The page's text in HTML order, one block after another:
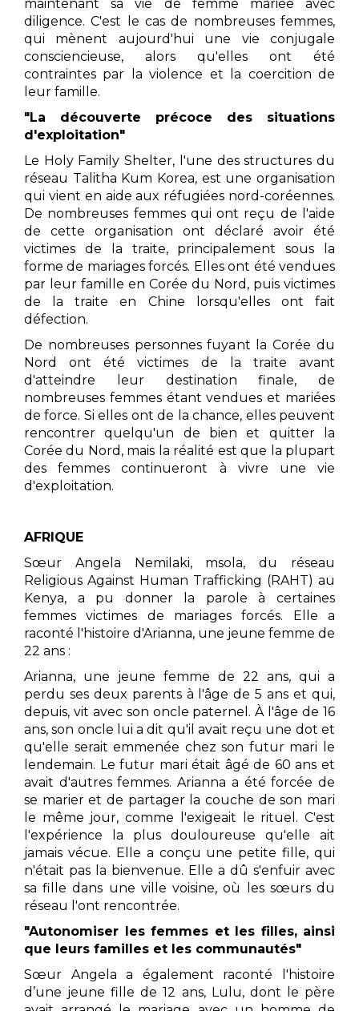
maintenant sa vie de femme mariée avec
diligence. C'est le cas de nombreuses femmes,
qui mènent aujourd'hui une vie conjugale
consciencieuse, alors qu'elles ont été
contraintes par la violence et la coercition de
leur famille.
"La découverte précoce des situations
d'exploitation"
Le Holy Family Shelter, l'une des structures du
réseau Talitha Kum Korea, est une organisation
qui vient en aide aux réfugiées nord-coréennes.
De nombreuses femmes qui ont reçu de l'aide
de cette organisation ont déclaré avoir été
victimes de la traite, principalement sous la
forme de mariages forcés. Elles ont été vendues
par leur famille en Corée du Nord, puis victimes
de la traite en Chine lorsqu'elles ont fait
défection.
De nombreuses personnes fuyant la Corée du
Nord ont été victimes de la traite avant
d'atteindre leur destination finale, de
nombreuses femmes étant vendues et mariées
de force. Si elles ont de la chance, elles peuvent
rencontrer quelqu'un de bien et quitter la
Corée du Nord, mais la réalité est que la plupart
des femmes continueront à vivre une vie
d'exploitation.
AFRIQUE
Sœur Angela Nemilaki, msola, du réseau
Religious Against Human Trafficking (RAHT) au
Kenya, a pu donner la parole à certaines
femmes victimes de mariages forcés. Elle a
raconté l'histoire d'Arianna, une jeune femme de
22 ans :
Arianna, une jeune femme de 22 ans, qui a
perdu ses deux parents à l'âge de 5 ans et qui,
depuis, vit avec son oncle paternel. À l'âge de 16
ans, son oncle lui a dit qu'il avait reçu une dot et
qu'elle serait emmenée chez son futur mari le
lendemain. Le futur mari était âgé de 60 ans et
avait d'autres femmes. Arianna a été forcée de
se marier et de partager la couche de son mari
le même jour, comme l'exigeait le rituel. C'est
l'expérience la plus douloureuse qu'elle ait
jamais vécue. Elle a conçu une petite fille, qui
n'était pas la bienvenue. Elle a dû s'enfuir avec
sa fille dans une ville voisine, où les sœurs du
réseau l'ont rencontrée.
"Autonomiser les femmes et les filles, ainsi
que leurs familles et les communautés"
Sœur Angela a également raconté l'histoire
d’une jeune fille de 12 ans, Lulu, dont le père